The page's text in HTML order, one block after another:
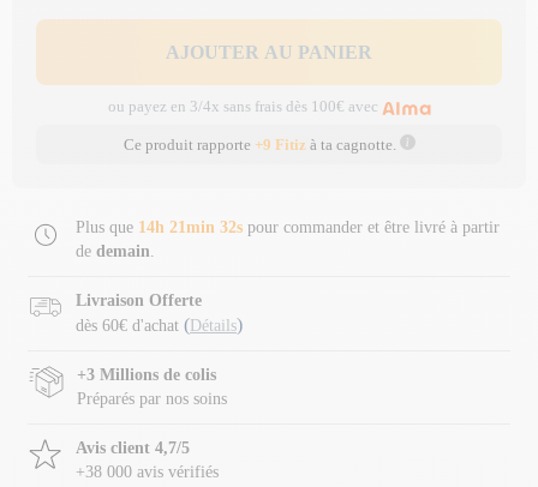
AJOUTER AU PANIER
ou payez en 3/4x sans frais dès 100€ avec
Ce produit rapporte +9 Fitizà ta cagnotte.
Plus que 14h 21min 31s pour commander et être livré à partir
de demain.
Livraison Offerte
dès 60€ d'achat ( Détails)
+3 Millions de colis
Préparés par nos soins
Avis client 4,7/5
+38 000 avis vérifiés